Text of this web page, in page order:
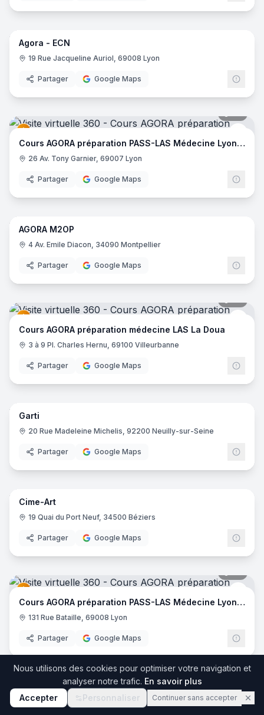
32
Agora - ECN
19 Rue Jacqueline Auriol, 69008 Lyon
Partager Google Maps
Cours AGORA préparation PASS-LAS Médecine Lyon SUD
26 Av. Tony Garnier, 69007 Lyon
Partager Google Maps
18
AGORA M2OP
4 Av. Emile Diacon, 34090 Montpellier
Partager Google Maps
Cours AGORA préparation médecine LAS La Doua
3 à 9 Pl. Charles Hernu, 69100 Villeurbanne
Partager Google Maps
16
Garti
20 Rue Madeleine Michelis, 92200 Neuilly-sur-Seine
Partager Google Maps
25
Cime-Art
19 Quai du Port Neuf, 34500 Béziers
Partager Google Maps
Cours AGORA préparation PASS-LAS Médecine Lyon EST
131 Rue Bataille, 69008 Lyon
Partager Google Maps
Agora - Paces
131 Rue Bataille, 69008 Lyon
Nous utilisons des cookies pour optimiser votre navigation et
analyser notre trafic. En savoir plus
Accepter
Personnaliser Continuer sans accepter